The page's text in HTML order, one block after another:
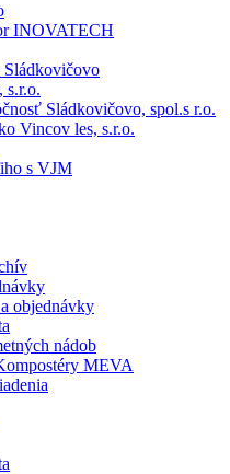
INOVATECH
Sládkovičovo
s.r.o.
Sládkovičovo, spol.s r.o.
Vincov les, s.r.o.
s VJM
objednávky
nádob
MEVA